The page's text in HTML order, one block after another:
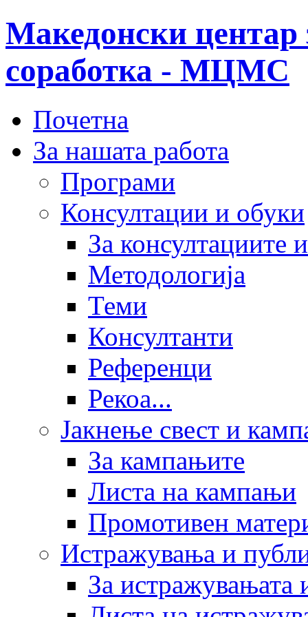
Македонски центар
соработка - МЦМС
Почетна
За нашата работа
Програми
Консултации и обуки
За консултациите
Методологија
Теми
Консултанти
Референци
Рекоа...
Јакнење свест и
За кампањите
Листа на кампањи
Промотивен
Истражувања и
За истражувањата